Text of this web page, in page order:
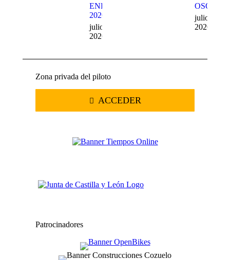
ENDURO
2026
julio 22,
2026
OSO
julio 20,
2026
Zona privada del piloto
ACCEDER
Patrocinadores